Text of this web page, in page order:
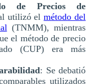
de Precios de
utilizó elmétodo del
(TNMM), mientras
el método de precio
(CUP) era más
: Se debatió
utilizados